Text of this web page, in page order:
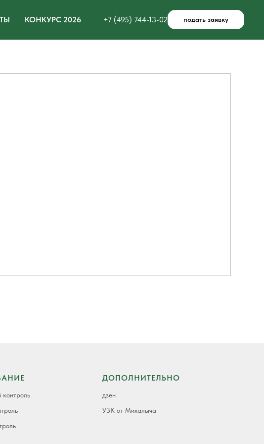
КОНКУРС 2026 +7 (495) 744-13-02 подать заявку
контроль
ДОПОЛНИТЕЛЬНО
дзен
УЗК от Михалыча